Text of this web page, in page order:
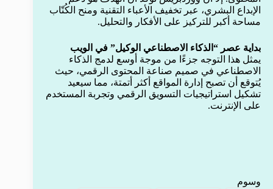
الإبداع البشري، عبر تخفيف الأعباء التقنية ومنح الكُتّاب
مساحة أكبر للتركيز على الأفكار والتحليل.
بداية عصر “الذكاء الاصطناعي الوكيل” في الويب
يمثل هذا التوجه جزءًا من موجة أوسع لدمج الذكاء
الاصطناعي في صميم صناعة المحتوى الرقمي، حيث
يُتوقع أن تصبح إدارة المواقع أكثر أتمتة، مما سيعيد
تشكيل استراتيجيات التسويق الرقمي وتجربة المستخدم
على الإنترنت.
وسوم